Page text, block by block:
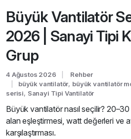
Büyük Vantilatör
2026 | Sanayi Tipi
Grup
4 Ağustos 2026
Rehber
büyük vantilatör, büyük vantilatör
serisi, Sanayi Tipi Vantilatör
Büyük vantilatör nasıl seçilir?
alan eşleştirmesi, watt değerleri ve
karşılaştırması.